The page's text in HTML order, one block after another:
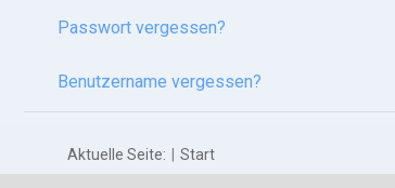
Passwort vergessen?
Benutzername vergessen?
Aktuelle Seite: Start